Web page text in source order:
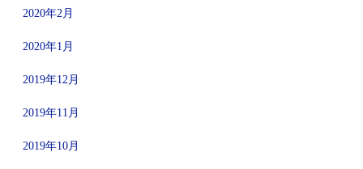
2020年2月
2020年1月
2019年12月
2019年11月
2019年10月